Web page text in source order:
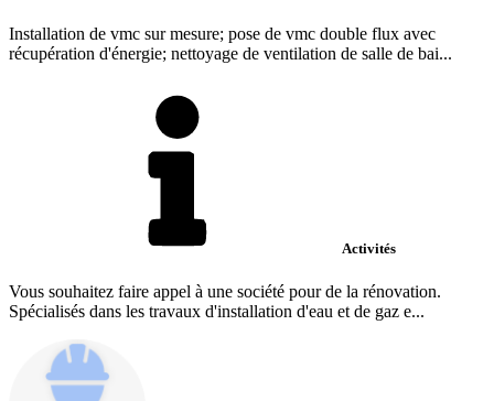
Installation de vmc sur mesure; pose de vmc double flux avec
récupération d'énergie; nettoyage de ventilation de salle de bai...
Activités
Vous souhaitez faire appel à une société pour de la rénovation.
Spécialisés dans les travaux d'installation d'eau et de gaz e...